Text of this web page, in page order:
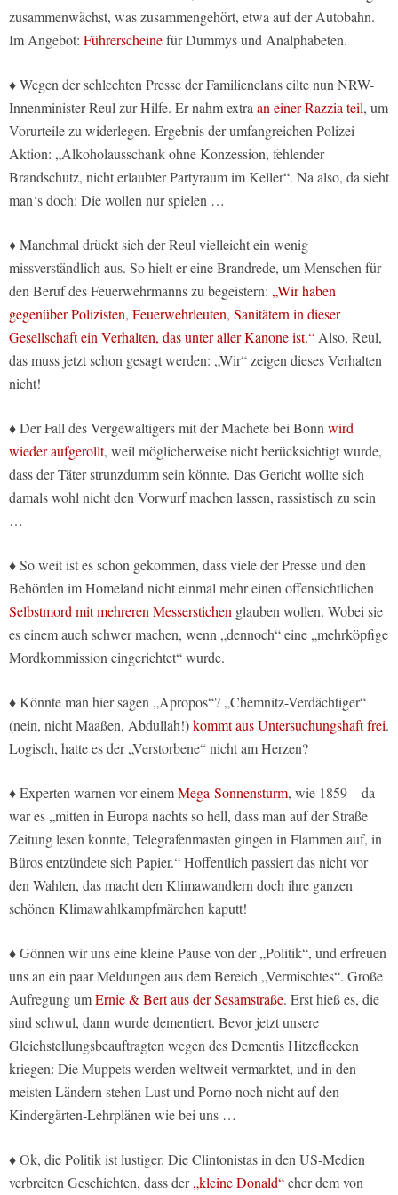
zusammenwächst, was zusammengehört, etwa auf der Autobahn.
Im Angebot: Führerscheinefür Dummys und Analphabeten.
♦ Wegen der schlechten Presse der Familienclans eilte nun NRW-
Innenminister Reul zur Hilfe. Er nahm extraan einer Razzia teil, um
Vorurteile zu widerlegen. Ergebnis der umfangreichen Polizei-
Aktion: „Alkoholausschank ohne Konzession, fehlender
Brandschutz, nicht erlaubter Partyraum im Keller“. Na also, da sieht
man‘s doch: Die wollen nur spielen …
♦ Manchmal drückt sich der Reul vielleicht ein wenig
missverständlich aus. So hielt er eine Brandrede, um Menschen für
den Beruf des Feuerwehrmanns zu begeistern: „Wir haben
gegenüber Polizisten, Feuerwehrleuten, Sanitätern in dieser
Gesellschaft ein Verhalten, das unter aller Kanone ist.“Also, Reul,
das muss jetzt schon gesagt werden: „Wir“ zeigen dieses Verhalten
nicht!
♦ Der Fall des Vergewaltigers mit der Machete bei Bonnwird
wieder aufgerollt, weil möglicherweise nicht berücksichtigt wurde,
dass der Täter strunzdumm sein könnte. Das Gericht wollte sich
damals wohl nicht den Vorwurf machen lassen, rassistisch zu sein
…
♦ So weit ist es schon gekommen, dass viele der Presse und den
Behörden im Homeland nicht einmal mehr einen offensichtlichen
Selbstmord mit mehreren Messerstichen glauben wollen. Wobei sie
es einem auch schwer machen, wenn „dennoch“ eine „mehrköpfige
Mordkommission eingerichtet“ wurde.
♦ Könnte man hier sagen „Apropos“? „Chemnitz-Verdächtiger“
(nein, nicht Maaßen, Abdullah!)kommt aus Untersuchungshaft frei.
Logisch, hatte es der „Verstorbene“ nicht am Herzen?
♦ Experten warnen vor einemMega-Sonnensturm, wie 1859 – da
war es „mitten in Europa nachts so hell, dass man auf der Straße
Zeitung lesen konnte, Telegrafenmasten gingen in Flammen auf, in
Büros entzündete sich Papier.“ Hoffentlich passiert das nicht vor
den Wahlen, das macht den Klimawandlern doch ihre ganzen
schönen Klimawahlkampfmärchen kaputt!
♦ Gönnen wir uns eine kleine Pause von der „Politik“, und erfreuen
uns an ein paar Meldungen aus dem Bereich „Vermischtes“. Große
Aufregung umErnie & Bert aus der Sesamstraße. Erst hieß es, die
sind schwul, dann wurde dementiert. Bevor jetzt unsere
Gleichstellungsbeauftragten wegen des Dementis Hitzeflecken
kriegen: Die Muppets werden weltweit vermarktet, und in den
meisten Ländern stehen Lust und Porno noch nicht auf den
Kindergärten-Lehrplänen wie bei uns …
♦ Ok, die Politik ist lustiger. Die Clintonistas in den US-Medien
verbreiten Geschichten, dass der„kleine Donald“eher dem von